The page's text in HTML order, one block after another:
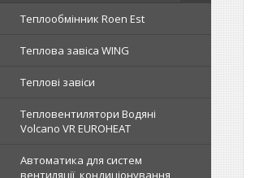
Теплообмінник Roen Est
Теплова завіса WING
Теплові завіси
Тепловентилятори Водяні
Volcano VR EUROHEAT
Автоматика для систем
вентиляції, кондиціонування,